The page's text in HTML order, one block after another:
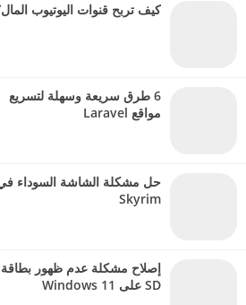
كيف تربح قنوات اليوتيوب
6 طرق سريعة وسهلة لتسريع
مواقع Laravel
حل مشكلة الشاشة السوداء
Skyrim
إصلاح مشكلة عدم ظهور بطاقة
SD على Windows 11